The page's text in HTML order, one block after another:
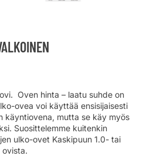
Oven hinta – laatu suhde on
ovea voi käyttää ensisijaisesti
käyntiovena, mutta se käy myös
Suosittelemme kuitenkin
ulko-ovet Kaskipuun 1.0- tai